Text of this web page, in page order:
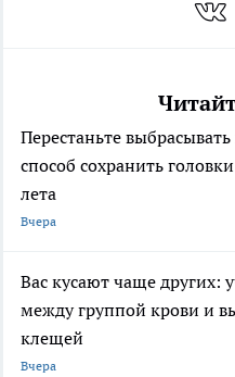
Перестаньте
способ сохранить
лета
Вчера
Вас кусают чаще других:
между группой крови и
клещей
Вчера